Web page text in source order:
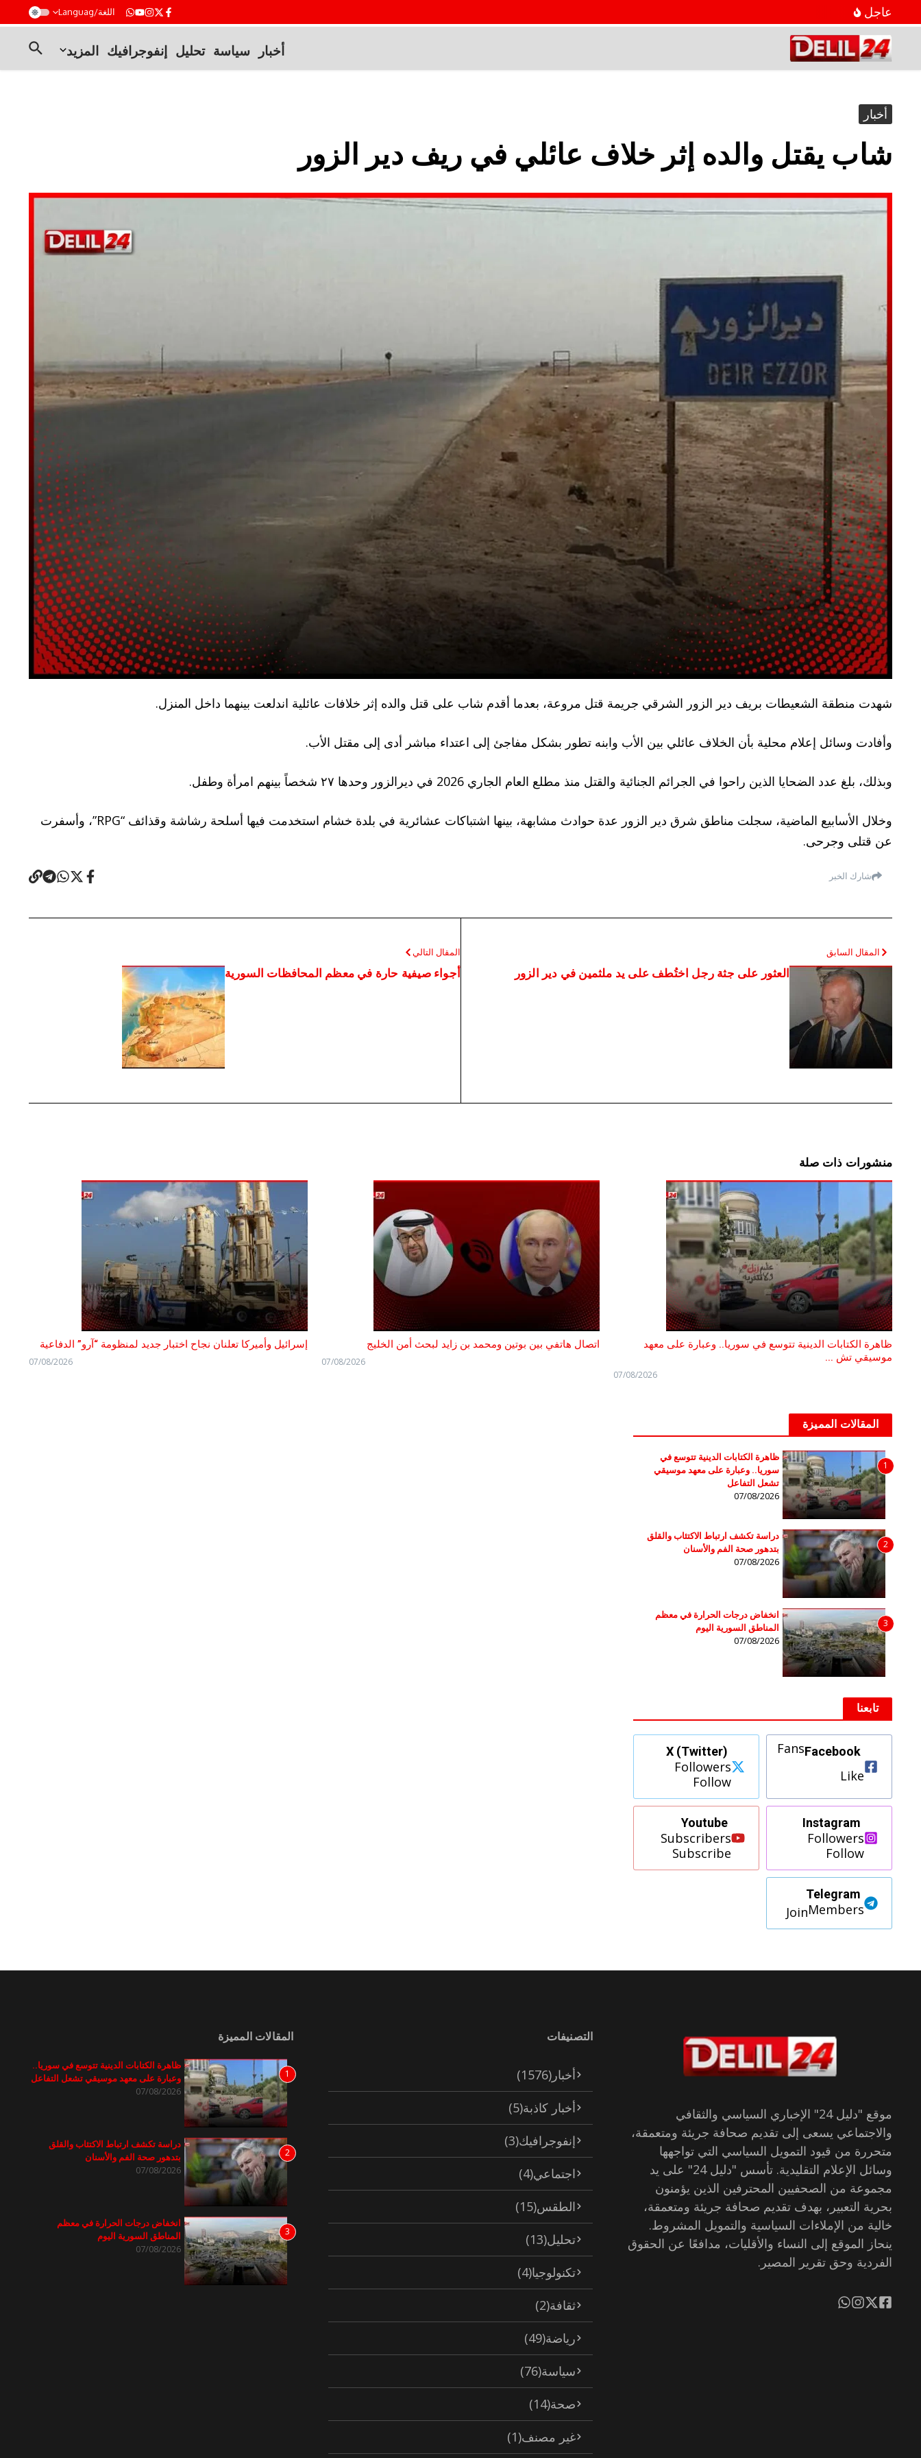
عاجل اللغة/Languag
أخبار سياسة تحليل إنفوجرافيك المزيد
أخبار
شاب يقتل والده إثر خلاف عائلي في ريف دير الزور
شهدت منطقة الشعيطات بريف دير الزور الشرقي جريمة قتل مروعة، بعدما أقدم شاب على قتل والده إثر خلافات عائلية اندلعت بينهما داخل المنزل.
وأفادت وسائل إعلام محلية بأن الخلاف عائلي بين الأب وابنه تطور بشكل مفاجئ إلى اعتداء مباشر أدى إلى مقتل الأب.
وبذلك، بلغ عدد الضحايا الذين راحوا في الجرائم الجنائية والقتل منذ مطلع العام الجاري 2026 في ديرالزور وحدها ٢٧ شخصاً بينهم امرأة وطفل.
وخلال الأسابيع الماضية، سجلت مناطق شرق دير الزور عدة حوادث مشابهة، بينها اشتباكات عشائرية في بلدة خشام استخدمت فيها أسلحة رشاشة وقذائف “RPG”، وأسفرت
عن قتلى وجرحى.
شارك الخبر
المقال السابق
العثور على جثة رجل اختُطف على يد ملثمين في دير الزور
المقال التالي
أجواء صيفية حارة في معظم المحافظات السورية
منشورات ذات صلة
ظاهرة الكتابات الدينية تتوسع في سوريا.. وعبارة على معهد
موسيقي تش ...
07/08/2026
اتصال هاتفي بين بوتين ومحمد بن زايد لبحث أمن الخليج
07/08/2026
إسرائيل وأميركا تعلنان نجاح اختبار جديد لمنظومة “آرو” الدفاعية
07/08/2026
المقالات المميزة
1
ظاهرة الكتابات الدينية تتوسع في
سوريا.. وعبارة على معهد موسيقي
تشعل التفاعل
07/08/2026
2
دراسة تكشف ارتباط الاكتئاب والقلق
بتدهور صحة الفم والأسنان
07/08/2026
3
انخفاض درجات الحرارة في معظم
المناطق السورية اليوم
07/08/2026
تابعنا
Facebook
Fans
Like
X (Twitter)
Followers
Follow
Instagram
Followers
Follow
Youtube
Subscribers
Subscribe
Telegram
Members
Join
موقع "دليل 24" الإخباري السياسي والثقافي
والاجتماعي يسعى إلى تقديم صحافة جريئة ومتعمقة،
متحررة من قيود التمويل السياسي التي تواجهها
وسائل الإعلام التقليدية. تأسس "دليل 24" على يد
مجموعة من الصحفيين المحترفين الذين يؤمنون
بحرية التعبير، بهدف تقديم صحافة جريئة ومتعمقة،
خالية من الإملاءات السياسية والتمويل المشروط.
ينحاز الموقع إلى النساء والأقليات، مدافعًا عن الحقوق
الفردية وحق تقرير المصير.
التصنيفات
أخبار (1576)
أخبار كاذبة(5)
إنفوجرافيك(3)
اجتماعي(4)
الطقس(15)
تحليل(13)
تكنولوجيا(4)
ثقافة(2)
رياضة(49)
سياسة(76)
صحة(14)
غير مصنف(1)
المقالات المميزة
1
ظاهرة الكتابات الدينية تتوسع في سوريا..
وعبارة على معهد موسيقي تشعل التفاعل
07/08/2026
2
دراسة تكشف ارتباط الاكتئاب والقلق
بتدهور صحة الفم والأسنان
07/08/2026
3
انخفاض درجات الحرارة في معظم
المناطق السورية اليوم
07/08/2026